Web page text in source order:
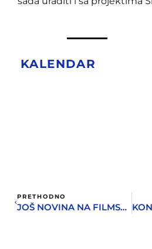
KALENDAR
PRETHODNO
JOŠ NOVINA NA FILMSKOM FESTIVALU